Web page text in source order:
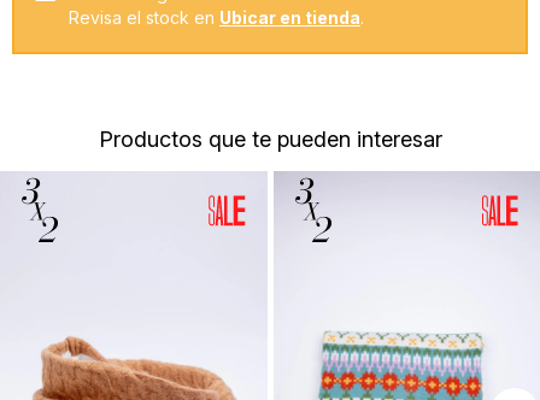
Revisa el stock en Ubicar en tienda.
Productos que te pueden interesar